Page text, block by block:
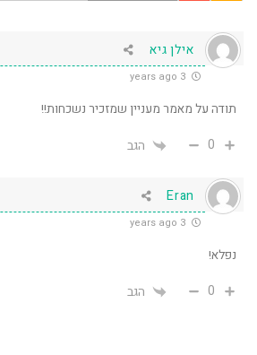
אילן גיא
תודה על מאמר מעניין שמזכיר נשכחות!!
0 הגב
Eran
נפלא!
0 הגב